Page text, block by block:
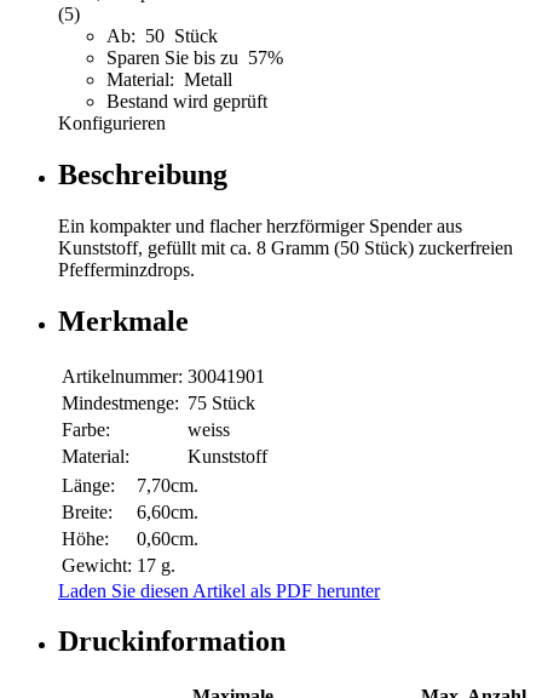
(5)
Ab: 50 Stück
Sparen Sie bis zu 57%
Material: Metall
Bestand wird geprüft
Konfigurieren
Beschreibung
Ein kompakter und flacher herzförmiger Spender aus
Kunststoff, gefüllt mit ca. 8 Gramm (50 Stück) zuckerfreien
Pfefferminzdrops.
Merkmale
Artikelnummer: 30041901
Mindestmenge: 75 Stück
Farbe:
weiss
Material:
Kunststoff
Länge:
7,70cm.
Breite:
6,60cm.
Höhe:
0,60cm.
Gewicht: 17 g.
Laden Sie diesen Artikel als PDF herunter
Druckinformation